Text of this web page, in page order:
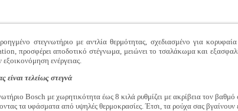
στεγνωτήριο με αντλία θερμότητας, σχεδιασμένο για
αποδοτικό στέγνωμα, μειώνει το τσαλάκωμα και
εξοικονόμηση ενέργειας.
είναι τελείως στεγνά
Bosch με χωρητικότητα έως 8 κιλά ρυθμίζει με ακρίβεια τον βαθμό
τα υφάσματα από υψηλές θερμοκρασίες. Έτσι, τα ρούχα σας βγαίνουν